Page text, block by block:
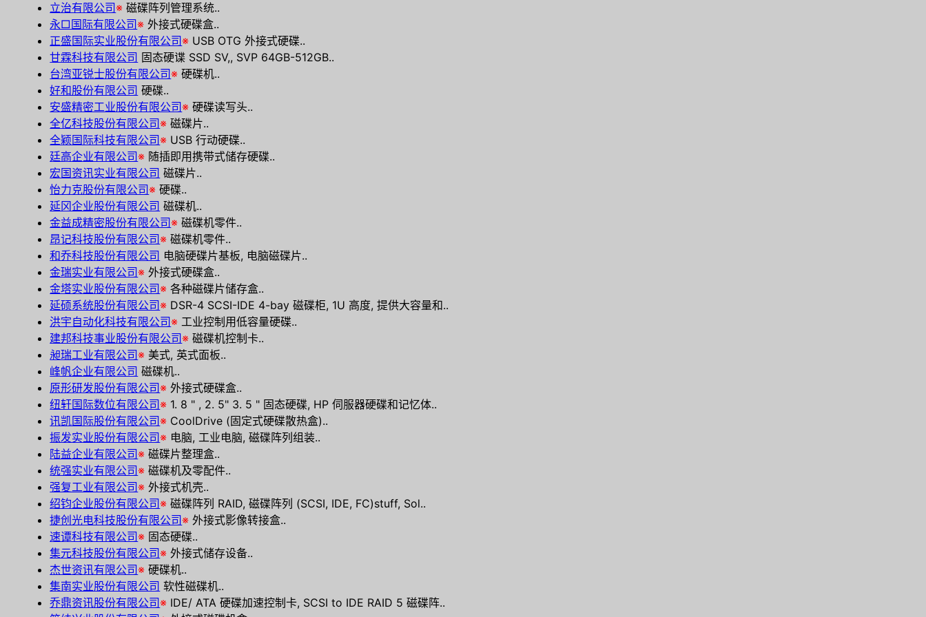
立治有限公司 ※磁碟阵列管理系统..
永□国际有限公司 ※外接式硬碟盒..
正盛国际实业股份有限公司 ※ USB OTG 外接式硬碟..
甘霖科技有限公司 固态硬谍 SSD SV,, SVP 64GB-512GB..
台湾亚锐士股份有限公司 ※硬碟机..
好和股份有限公司 硬碟..
安盛精密工业股份有限公司 ※硬碟读写头..
全亿科技股份有限公司 ※磁碟片..
全颖国际科技有限公司 ※ USB 行动硬碟..
廷高企业有限公司 ※ 随插即用携带式储存硬碟..
宏国资讯实业有限公司 磁碟片..
怡力克股份有限公司 ※硬碟..
延冈企业股份有限公司 磁碟机..
金益成精密股份有限公司 ※磁碟机零件..
昂记科技股份有限公司 ※磁碟机零件..
和乔科技股份有限公司 电脑硬碟片基板, 电脑磁碟片..
金瑞实业有限公司 ※外接式硬碟盒..
金塔实业股份有限公司 ※各种磁碟片储存盒..
延硕系统股份有限公司 ※ DSR-4 SCSI-IDE 4-bay 磁碟柜, 1U 高度, 提供大容量和..
洪宇自动化科技有限公司 ※工业控制用低容量硬碟..
建邦科技事业股份有限公司 ※磁碟机控制卡..
昶瑞工业有限公司 ※ 美式, 英式面板..
峰帆企业有限公司 磁碟机..
原形研发股份有限公司 ※外接式硬碟盒..
纽轩国际数位有限公司 ※ 1. 8 " , 2. 5" 3. 5 " 固态硬碟, HP 伺服器硬碟和记忆体..
讯凯国际股份有限公司 ※ CoolDrive (固定式硬碟散热盒)..
振发实业股份有限公司 ※ 电脑, 工业电脑, 磁碟阵列组装..
陆益企业有限公司 ※磁碟片整理盒..
统强实业有限公司 ※磁碟机及零配件..
强复工业有限公司 ※外接式机壳..
绍钧企业股份有限公司 ※磁碟阵列 RAID, 磁碟阵列 (SCSI, IDE, FC)stuff, Sol..
捷创光电科技股份有限公司 ※外接式影像转接盒..
速谭科技有限公司 ※ 固态硬碟..
集元科技股份有限公司 ※外接式储存设备..
杰世资讯有限公司 ※硬碟机..
集南实业股份有限公司 软性磁碟机..
乔鼎资讯股份有限公司 ※ IDE/ ATA 硬碟加速控制卡, SCSI to IDE RAID 5 磁碟阵..